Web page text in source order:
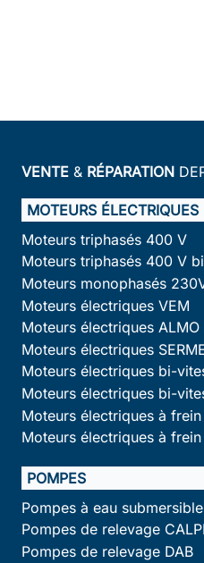
VENTE & RÉPARATION
MOTEURS ÉLECTRIQUES
Moteurs triphasés 400 V
Moteurs triphasés 400 V
Moteurs monophasés
Moteurs électriques VEM
Moteurs électriques ALMO
Moteurs électriques
Moteurs électriques bi-
Moteurs électriques bi-
Moteurs électriques à frein
Moteurs électriques à frein
POMPES
Pompes à eau
Pompes de relevage
Pompes de relevage DAB